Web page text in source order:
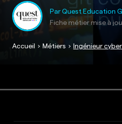
Par Quest Education
Fiche métier mise à
Accueil Métiers Ingénieur